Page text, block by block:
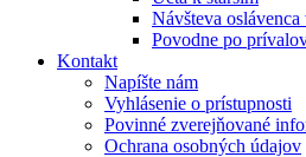
Návšteva
Povodne po
Kontakt
Napíšte nám
Vyhlásenie o prístupnosti
Povinné zverejňované
Ochrana osobných údajov